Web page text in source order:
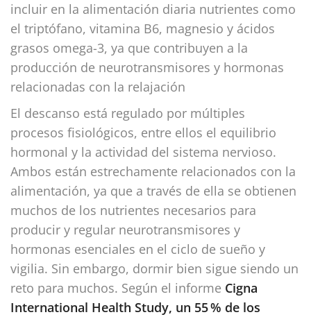
incluir en la alimentación diaria nutrientes como
el triptófano, vitamina B6, magnesio y ácidos
grasos omega-3, ya que contribuyen a la
producción de neurotransmisores y hormonas
relacionadas con la relajación
El descanso está regulado por múltiples
procesos fisiológicos, entre ellos el equilibrio
hormonal y la actividad del sistema nervioso.
Ambos están estrechamente relacionados con la
alimentación, ya que a través de ella se obtienen
muchos de los nutrientes necesarios para
producir y regular neurotransmisores y
hormonas esenciales en el ciclo de sueño y
vigilia. Sin embargo, dormir bien sigue siendo un
reto para muchos. Según el informe Cigna
International Health Study, un 55% de los